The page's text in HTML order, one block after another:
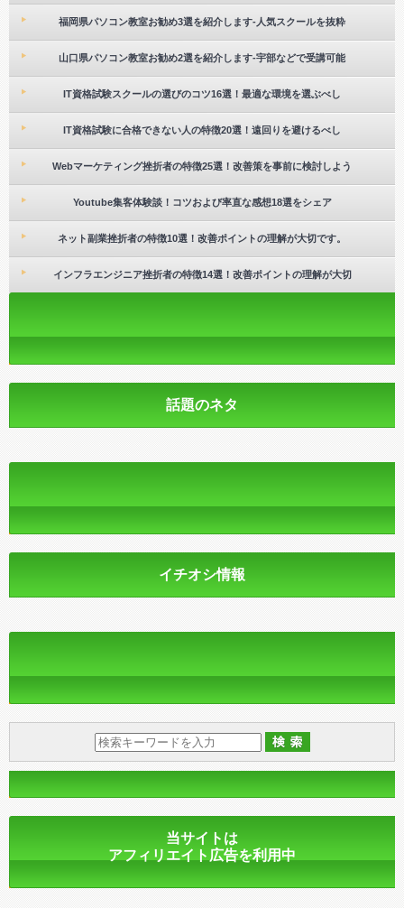
福岡県パソコン教室お勧め3選を紹介します-人気スクールを抜粋
山口県パソコン教室お勧め2選を紹介します-宇部などで受講可能
IT資格試験スクールの選びのコツ16選！最適な環境を選ぶべし
IT資格試験に合格できない人の特徴20選！遠回りを避けるべし
Webマーケティング挫折者の特徴25選！改善策を事前に検討しよう
Youtube集客体験談！コツおよび率直な感想18選をシェア
ネット副業挫折者の特徴10選！改善ポイントの理解が大切です。
インフラエンジニア挫折者の特徴14選！改善ポイントの理解が大切
話題のネタ
イチオシ情報
当サイトは
アフィリエイト広告を利用中